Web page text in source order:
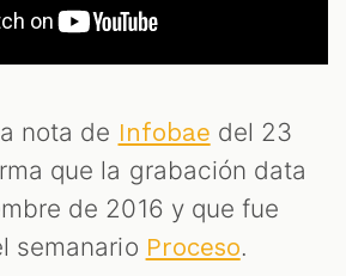
nota de Infobae del 23
que la grabación data
de 2016 y que fue
semanario Proceso.